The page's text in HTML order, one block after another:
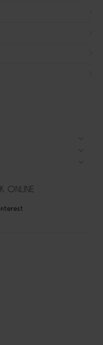
ONLINE